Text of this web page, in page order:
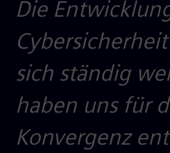
Die
sich ständig
haben uns für
Konvergenz